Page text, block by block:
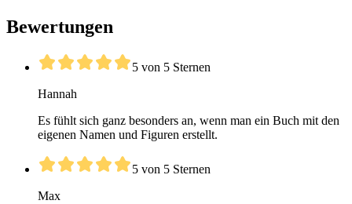
Bewertungen
5 von 5 Sternen
Hannah
Es fühlt sich ganz besonders an, wenn man ein Buch mit den
eigenen Namen und Figuren erstellt.
5 von 5 Sternen
Max